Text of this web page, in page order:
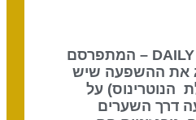
“הנוף היומי” DAILY VIEW – המתפרסם
את ההשפעה שיש
הנוטרינוס) על
דרך השערים